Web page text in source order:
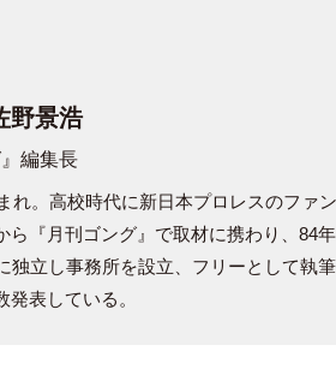
景浩
編集長
れ。高校時代に新日本プロレスのファ
ら『月刊ゴング』で取材に携わり、84
独立し事務所を設立、フリーとして執
表している。